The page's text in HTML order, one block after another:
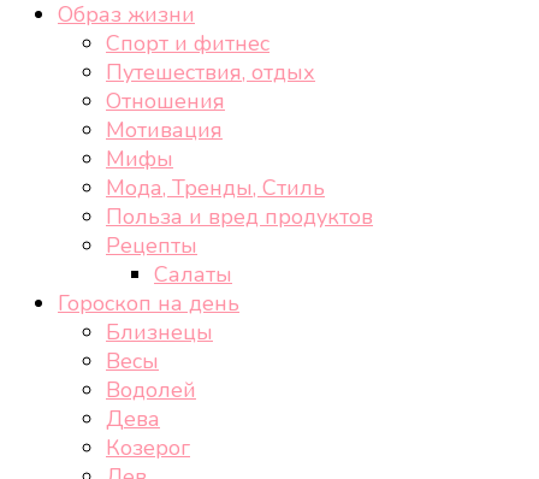
Образ жизни
Спорт и фитнес
Путешествия, отдых
Отношения
Мотивация
Мифы
Мода, Тренды, Стиль
Польза и вред продуктов
Рецепты
Салаты
Гороскоп на день
Близнецы
Весы
Водолей
Дева
Козерог